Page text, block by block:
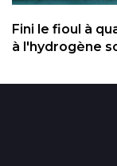
Fini le fioul à
à l'hydrogène